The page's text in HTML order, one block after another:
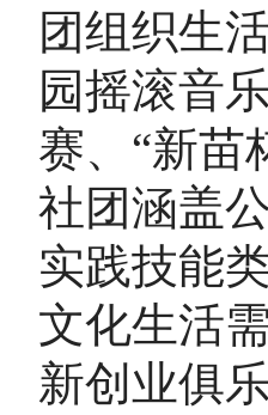
团组织生
园摇滚音
赛、“新苗
社团涵盖
实践技能
文化生活
新创业俱